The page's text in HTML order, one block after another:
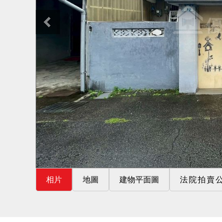
相片 地圖 建物平面圖 法院拍賣